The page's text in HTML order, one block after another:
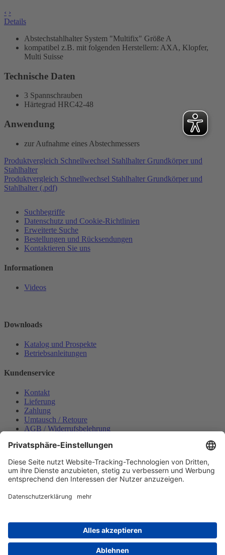
‹ ›
Details
Abstechstahlhalter System "Multifix" Größe A
kompatibel z.B. mit folgenden Herstellern: AXA, Klopfer,
Multi Suisse
Technische Daten
3 Spannschrauben
Härtegrad HRC42-48
Anwendung
zur Aufnahme eines Abstechmessers
Produktvergleich Schnellwechsel Stahlhalter Grundkörper und
Stahlhalter
Produktvergleich Schnellwechsel Stahlhalter Grundkörper und
Stahlhalter (.pdf)
Suchbegriffe
Datenschutz und Cookie-Richtlinien
Erweiterte Suche
Bestellungen und Rücksendungen
Kontaktieren Sie uns
Informationen
Videos
Downloads
Katalog und Prospekte
Betriebsanleitungen
Kundenservice
Kontakt
Lieferung
Zahlung
Umtausch / Retoure
AGB / Widerrufsbelehrung
Datenschutzerklärung
Bestellung widerrufen
Mein konto
Zahlungsmöglichkeiten